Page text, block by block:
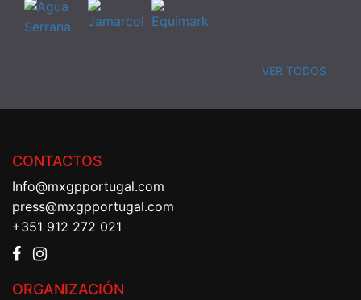
VER TODOS
CONTACTOS
Info@mxgpportugal.com
press@mxgpportugal.com
+351 912 272 021
ORGANIZACIÓN